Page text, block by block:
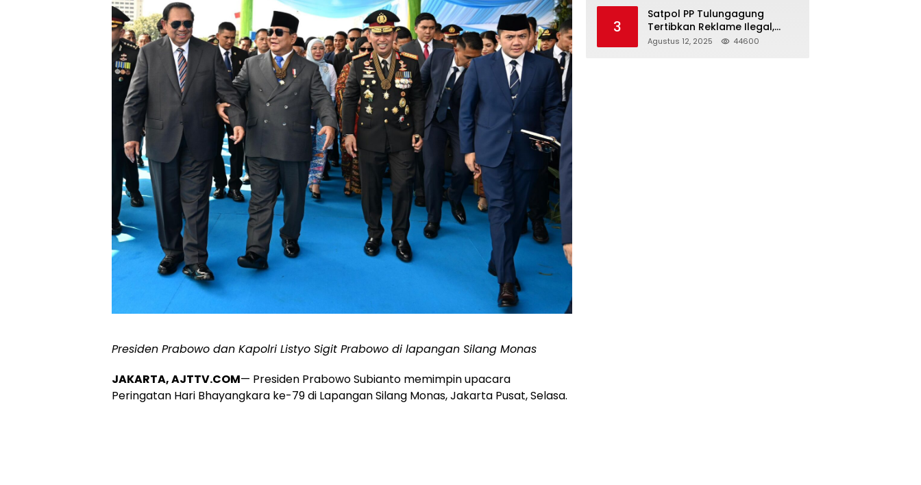
Presiden Prabowo dan Kapolri Listyo Sigit Prabowo di lapangan Silang Monas
JAKARTA, AJTTV.COM— Presiden Prabowo Subianto memimpin upacara
Peringatan Hari Bhayangkara ke-79 di Lapangan Silang Monas, Jakarta Pusat, Selasa.
3
Satpol PP Tulungagung
Tertibkan Reklame Ilegal,
Wujudkan Kota yang Rapi
Agustus 12, 2025 44600